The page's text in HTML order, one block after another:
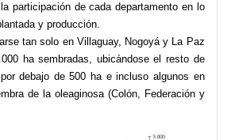
participación de cada departamento en lo
y producción.
tan solo en Villaguay, Nogoyá y La Paz
ha sembradas, ubicándose el resto de
debajo de 500 ha e incluso algunos en
de la oleaginosa (Colón, Federación y